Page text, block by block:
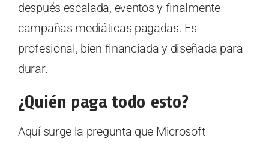
después escalada, eventos y finalmente
campañas mediáticas pagadas. Es
profesional, bien financiada y diseñada para
durar.
¿Quién paga todo esto?
Aquí surge la pregunta que Microsoft